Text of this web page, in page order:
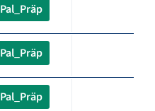
Pal_Präp
Pal_Präp
Pal_Präp